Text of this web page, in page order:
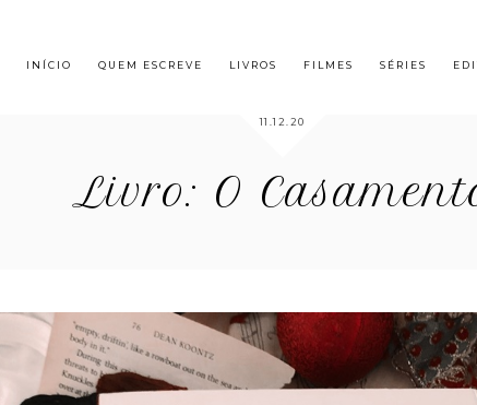
INÍCIO QUEM ESCREVE LIVROS FILMES SÉRIES
11.12.20
Livro: O